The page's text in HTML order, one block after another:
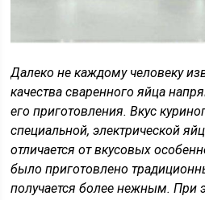
Далеко не каждому человеку
качества сваренного яйца
его приготовления. Вкус
специальной, электрической
отличается от вкусовых
было приготовлено
получается более нежным. При